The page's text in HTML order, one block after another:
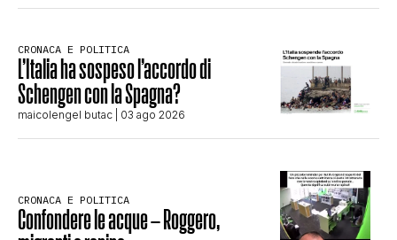
CRONACA E POLITICA
L’Italia ha sospeso l’accordo di
Schengen con la Spagna?
maicolengel butac | 03 ago 2026
CRONACA E POLITICA
Confondere le acque – Roggero,